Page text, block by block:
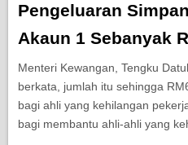
Pengeluaran
Akaun 1 Sebanyak
Menteri Kewangan, Tengku
berkata, jumlah itu sehingga
bagi ahli yang kehilangan
bagi membantu ahli-ahli yang